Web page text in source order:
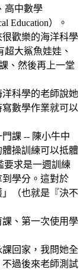
高中數學
Education）。
歡樂的海洋科學
超大鯊魚娃娃、
、然後再上一堂
科學的老師說她
數學作業就可以
課 -- 陳小牛中
操訓練可以抵體
要求是一週訓練
學分。這對於
」（也就是『決不
、第一次使用學
回家，我問她全
過後來老師測試